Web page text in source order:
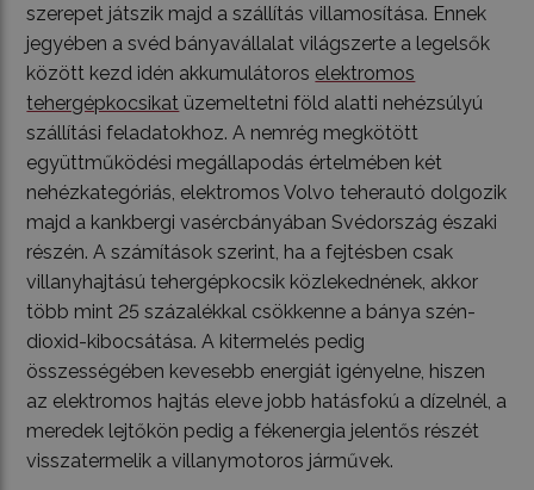
szerepet játszik majd a szállítás villamosítása. Ennek
jegyében a svéd bányavállalat világszerte a legelsők
között kezd idén akkumulátoros elektromos
tehergépkocsikat üzemeltetni föld alatti nehézsúlyú
szállítási feladatokhoz. A nemrég megkötött
együttműködési megállapodás értelmében két
nehézkategóriás, elektromos Volvo teherautó dolgozik
majd a kankbergi vasércbányában Svédország északi
részén. A számítások szerint, ha a fejtésben csak
villanyhajtású tehergépkocsik közlekednének, akkor
több mint 25 százalékkal csökkenne a bánya szén-
dioxid-kibocsátása. A kitermelés pedig
összességében kevesebb energiát igényelne, hiszen
az elektromos hajtás eleve jobb hatásfokú a dízelnél, a
meredek lejtőkön pedig a fékenergia jelentős részét
visszatermelik a villanymotoros járművek.